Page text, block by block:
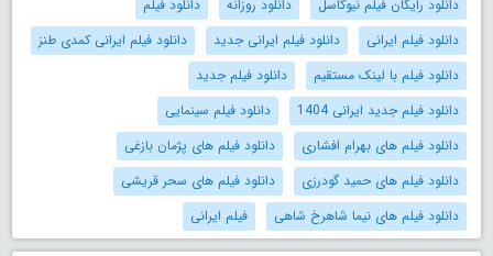
دانلود رایگان فیلم نیوکاسل
دانلود روزانه
دانلود فیلم
دانلود فیلم ایرانی
دانلود فیلم ایرانی جدید
دانلود فیلم ایرانی کمدی طنز
دانلود فیلم با لینک مستقیم
دانلود فیلم جدید
دانلود فیلم جدید ایرانی 1404
دانلود فیلم سینمایی
دانلود فیلم های بهرام افشاری
دانلود فیلم های پژمان بازغی
دانلود فیلم های حمید گودرزی
دانلود فیلم های سحر قریشی
دانلود فیلم های نیما شاهرخ شاهی
فیلم ایرانی